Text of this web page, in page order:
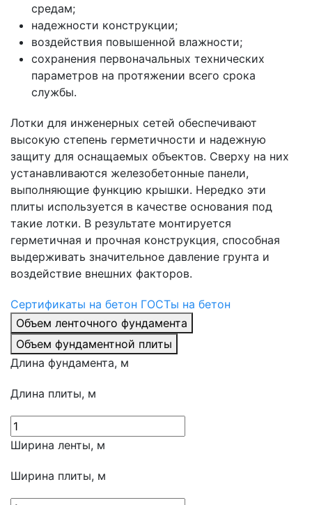
средам;
надежности конструкции;
воздействия повышенной влажности;
сохранения первоначальных технических
параметров на протяжении всего срока
службы.
Лотки для инженерных сетей обеспечивают
высокую степень герметичности и надежную
защиту для оснащаемых объектов. Сверху на них
устанавливаются железобетонные панели,
выполняющие функцию крышки. Нередко эти
плиты используется в качестве основания под
такие лотки. В результате монтируется
герметичная и прочная конструкция, способная
выдерживать значительное давление грунта и
воздействие внешних факторов.
Сертификаты на бетон ГОСТы на бетон
Объем ленточного фундамента
Объем фундаментной плиты
Длина фундамента, м
Длина плиты, м
Ширина ленты, м
Ширина плиты, м